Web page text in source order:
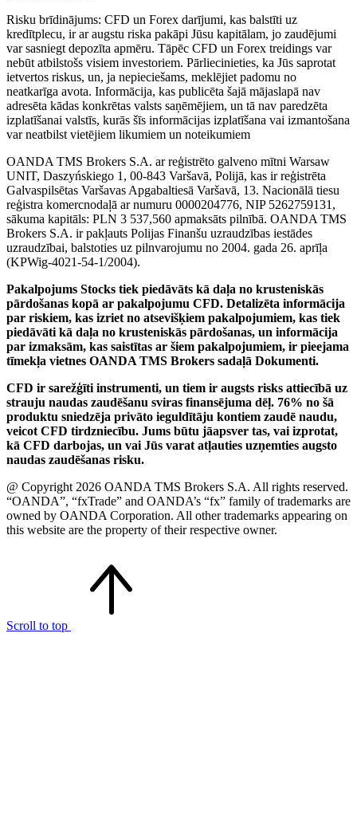
Risku brīdinājums: CFD un Forex darījumi, kas balstīti uz
kredītplecu, ir ar augstu riska pakāpi Jūsu kapitālam, jo zaudējumi
var sasniegt depozīta apmēru. Tāpēc CFD un Forex treidings var
nebūt atbilstošs visiem investoriem. Pārliecinieties, ka Jūs saprotat
ietvertos riskus, un, ja nepieciešams, meklējiet padomu no
neatkarīga avota. Informācija, kas publicēta šajā mājaslapā nav
adresēta kādas konkrētas valsts saņēmējiem, un tā nav paredzēta
izplatīšanai valstīs, kurās šīs informācijas izplatīšana vai izmantošana
var neatbilst vietējiem likumiem un noteikumiem
OANDA TMS Brokers S.A. ar reģistrēto galveno mītni Warsaw
UNIT, Daszyńskiego 1, 00-843 Varšavā, Polijā, kas ir reģistrēta
Galvaspilsētas Varšavas Apgabaltiesā Varšavā, 13. Nacionālā tiesu
reģistra komercnodaļā ar numuru 0000204776, NIP 5262759131,
sākuma kapitāls: PLN 3 537,560 apmaksāts pilnībā. OANDA TMS
Brokers S.A. ir pakļauts Polijas Finanšu uzraudzības iestādes
uzraudzībai, balstoties uz pilnvarojumu no 2004. gada 26. aprīļa
(KPWig-4021-54-1/2004).
Pakalpojums Stocks tiek piedāvāts kā daļa no krusteniskās
pārdošanas kopā ar pakalpojumu CFD. Detalizēta informācija
par riskiem, kas izriet no atsevišķiem pakalpojumiem, kas tiek
piedāvāti kā daļa no krusteniskās pārdošanas, un informācija
par izmaksām, kas saistītas ar šiem pakalpojumiem, ir pieejama
tīmekļa vietnes OANDA TMS Brokers sadaļā Dokumenti.
CFD ir sarežģīti instrumenti, un tiem ir augsts risks attiecībā uz
strauju naudas zaudēšanu sviras finansējuma dēļ. 76% no šā
produktu sniedzēja privāto ieguldītāju kontiem zaudē naudu,
veicot CFD tirdzniecību. Jums būtu jāapsver tas, vai izprotat,
kā CFD darbojas, un vai Jūs varat atļauties uzņemties augsto
naudas zaudēšanas risku.
@ Copyright 2026 OANDA TMS Brokers S.A. All rights reserved.
“OANDA”, “fxTrade” and OANDA’s “fx” family of trademarks are
owned by OANDA Corporation. All other trademarks appearing on
this website are the property of their respective owner.
Scroll to top